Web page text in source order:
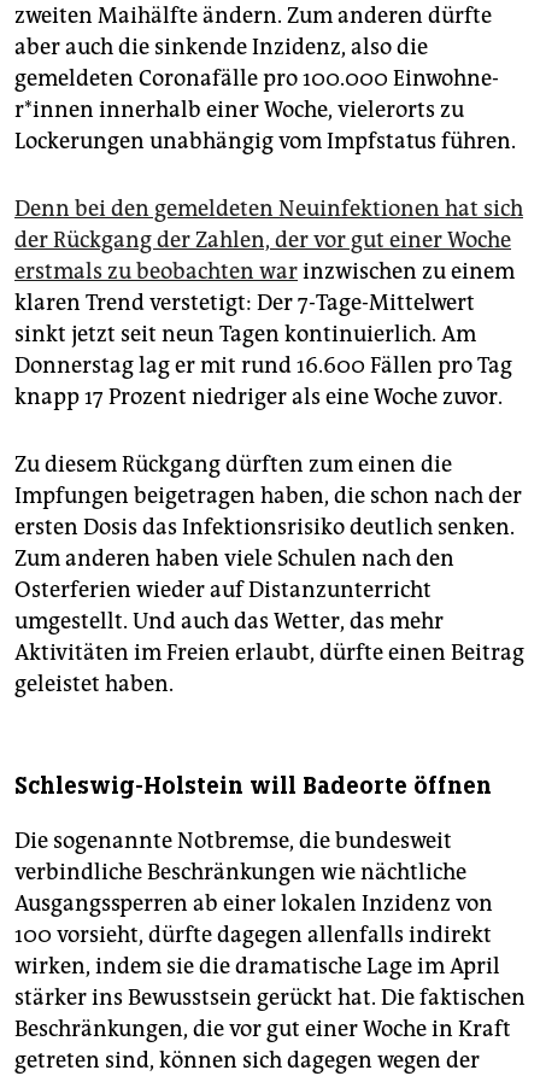
zweiten Maihälfte ändern. Zum anderen dürfte
aber auch die sinkende Inzidenz, also die
gemeldeten Coronafälle pro 100.000 Ein­woh­ne­
r*in­nen innerhalb einer Woche, vielerorts zu
Lockerungen unabhängig vom Impfstatus führen.
Denn bei den gemeldeten Neuinfektionen hat sich
der Rückgang der Zahlen, der vor gut einer Woche
erstmals zu beobachten warinzwischen zu einem
klaren Trend verstetigt: Der 7-Tage-Mittelwert
sinkt jetzt seit neun Tagen kontinuierlich. Am
Donnerstag lag er mit rund 16.600 Fällen pro Tag
knapp 17 Prozent niedriger als eine Woche zuvor.
Zu diesem Rückgang dürften zum einen die
Impfungen beigetragen haben, die schon nach der
ersten Dosis das Infektionsrisiko deutlich senken.
Zum anderen haben viele Schulen nach den
Osterferien wieder auf Distanzunterricht
umgestellt. Und auch das Wetter, das mehr
Aktivitäten im Freien erlaubt, dürfte einen Beitrag
geleistet haben.
Schleswig-Holstein will Badeorte öffnen
Die sogenannte Notbremse, die bundesweit
verbindliche Beschränkungen wie nächtliche
Ausgangssperren ab einer lokalen Inzidenz von
100 vorsieht, dürfte dagegen allenfalls indirekt
wirken, indem sie die dramatische Lage im April
stärker ins Bewusstsein gerückt hat. Die faktischen
Beschränkungen, die vor gut einer Woche in Kraft
getreten sind, können sich dagegen wegen der